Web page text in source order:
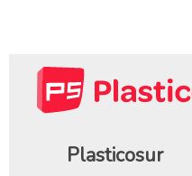
Plasticosur